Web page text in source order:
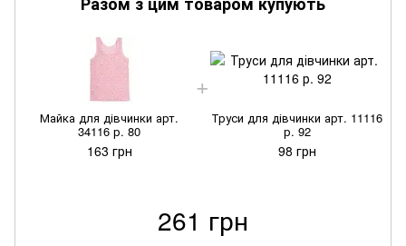
Майка для дівчинки арт.
34116 р. 80
163 грн
Труси для дівчинки арт. 11116
р. 92
98 грн
261 грн